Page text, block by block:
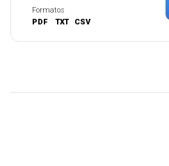
Formatos
PDF
TXT CSV